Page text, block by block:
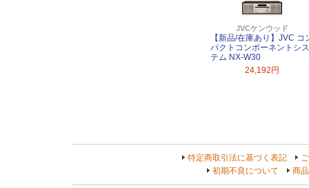
JVCケンウッド
【新品/在庫あり】JVC コ
パクトコンポーネントシス
テム NX-W30
24,192円
特定商取引法に基づく表記
初期不良について
商